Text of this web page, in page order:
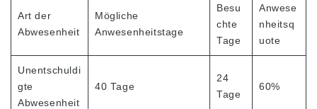
Anwesenheit und obligatorischer Ausschluss
Ferien
Art der
Abwesenheit
Mögliche
Anwesenheitstage
Besu
chte
Tage
Anwese
nheitsq
uote
Unentschuldi
gte
Abwesenheit
40 Tage
24
Tage
60%